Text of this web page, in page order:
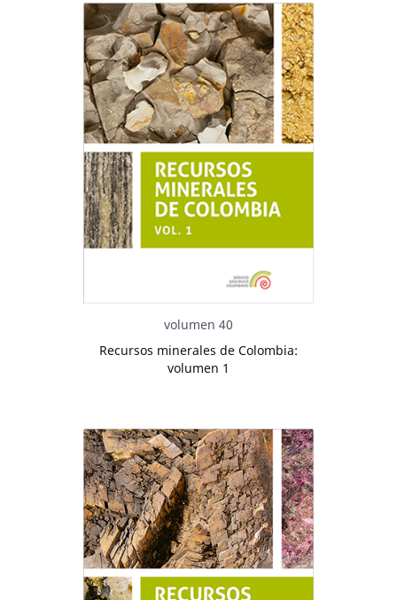
volumen 40
Recursos minerales de Colombia:
volumen 1